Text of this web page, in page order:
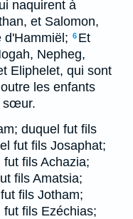
naquirent à
et Salomon,
d'Hammiël; 6 Et
Nepheg,
Eliphelet, qui sont
les enfants
sœur.
duquel fut fils
fut fils Josaphat;
fils Achazia;
fils Amatsia;
fils Jotham;
fils Ezéchias;